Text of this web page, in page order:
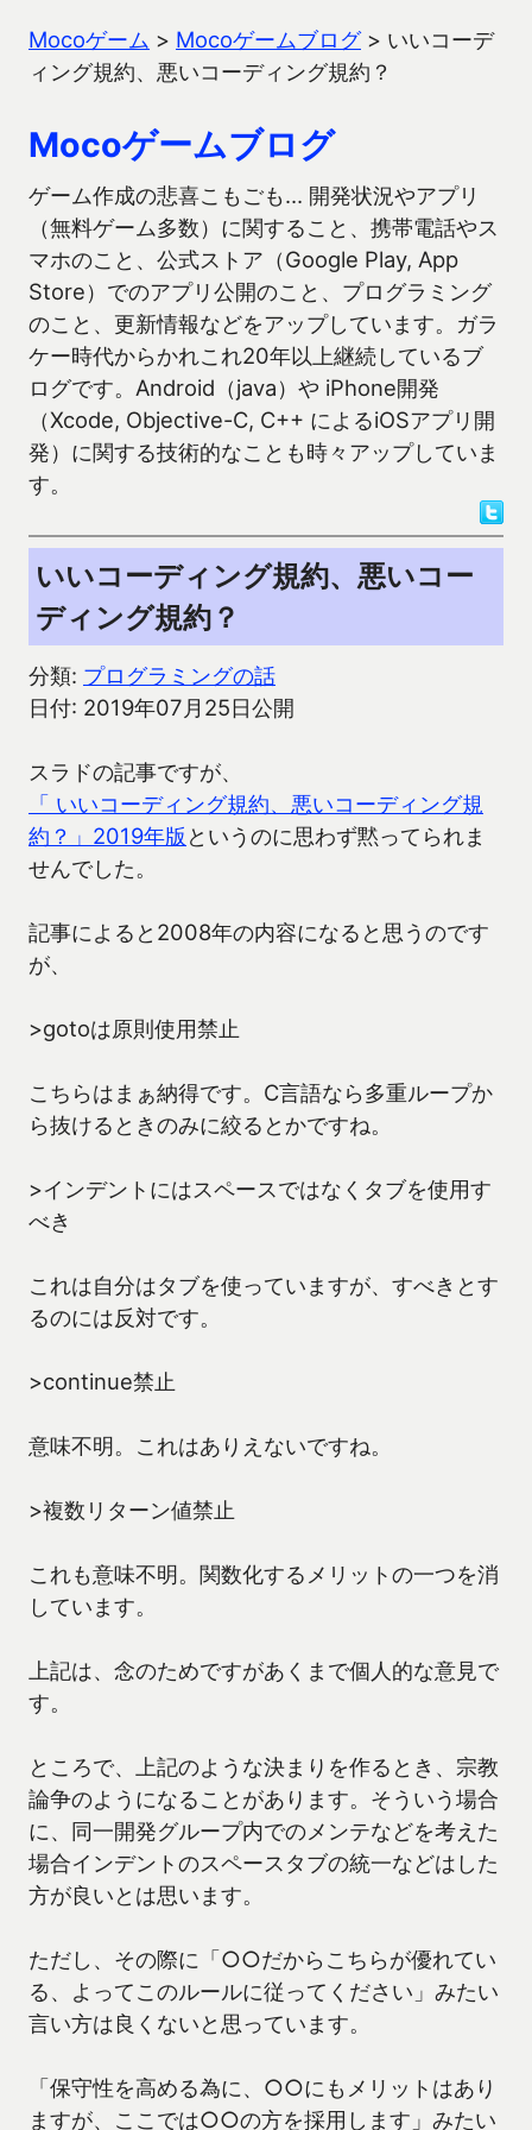
Mocoゲーム > Mocoゲームブログ> いいコーデ
ィング規約、悪いコーディング規約？
Mocoゲームブログ
ゲーム作成の悲喜こもごも… 開発状況やアプリ
（無料ゲーム多数）に関すること、携帯電話やス
マホのこと、公式ストア（Google Play, App
Store）でのアプリ公開のこと、プログラミング
のこと、更新情報などをアップしています。ガラ
ケー時代からかれこれ20年以上継続しているブ
ログです。Android（java）や iPhone開発
（Xcode, Objective-C, C++ によるiOSアプリ開
発）に関する技術的なことも時々アップしていま
す。
いいコーディング規約、悪いコー
ディング規約？
分類: プログラミングの話
日付: 2019年07月25日公開
スラドの記事ですが、
「 いいコーディング規約、悪いコーディング規
約？」2019年版 というのに思わず黙ってられま
せんでした。
記事によると2008年の内容になると思うのです
が、
>gotoは原則使用禁止
こちらはまぁ納得です。C言語なら多重ループか
ら抜けるときのみに絞るとかですね。
>インデントにはスペースではなくタブを使用す
べき
これは自分はタブを使っていますが、すべきとす
るのには反対です。
>continue禁止
意味不明。これはありえないですね。
>複数リターン値禁止
これも意味不明。関数化するメリットの一つを消
しています。
上記は、念のためですがあくまで個人的な意見で
す。
ところで、上記のような決まりを作るとき、宗教
論争のようになることがあります。そういう場合
に、同一開発グループ内でのメンテなどを考えた
場合インデントのスペースタブの統一などはした
方が良いとは思います。
ただし、その際に「○○だからこちらが優れてい
る、よってこのルールに従ってください」みたい
言い方は良くないと思っています。
「保守性を高める為に、○○にもメリットはあり
ますが、ここでは○○の方を採用します」みたい